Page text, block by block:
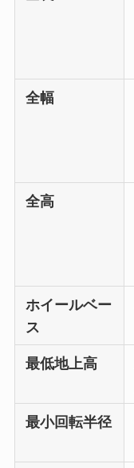
全幅
全高
ホイールベー
ス
最低地上高
最小回転半径